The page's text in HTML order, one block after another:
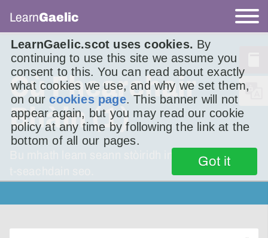
LearnGaelic.scot uses cookies. By
continuing to use this site we assume you
consent to this. You can read about exactly
what cookies we use, and why we set them,
on ourcookies page. This banner will not
appear again, but you may read our cookie
policy at any time by following the link at the
bottom of all our pages.
Got it
LearnGaelic
Cù Fhearchair
Bhàin (1)
Bu mhath leam seann stòiridh innse dhuibh an